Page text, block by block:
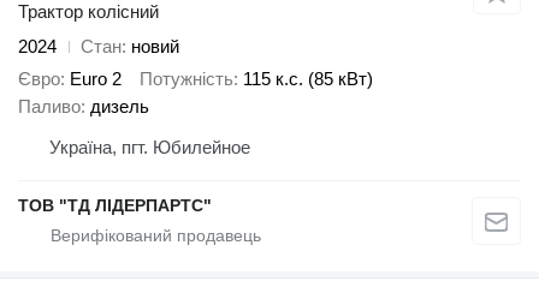
Трактор колісний
2024
Стан новий
Євро Euro 2 Потужність 115 к.с. (85 кВт)
Паливо дизель
Україна, пгт. Юбилейное
ТОВ "ТД ЛІДЕРПАРТС"